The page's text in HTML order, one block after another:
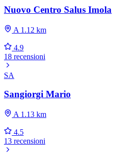
Nuovo Centro Salus Imola
A 1.12 km
4.9
18 recensioni
SA
Sangiorgi Mario
A 1.13 km
4.5
13 recensioni